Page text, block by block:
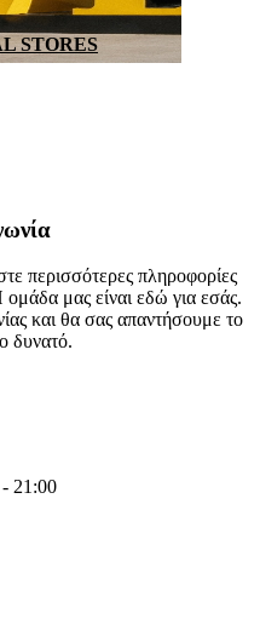
STORES
περισσότερες πληροφορίες
μας είναι εδώ για εσάς.
και θα σας απαντήσουμε το
δυνατό.
21:00